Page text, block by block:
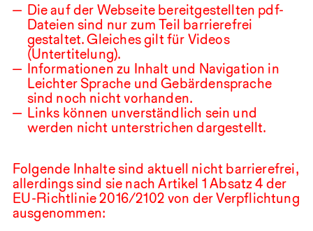
Die auf der Webseite bereitgestellten pdf-
Dateien sind nur zum Teil barrierefrei
gestaltet. Gleiches gilt für Videos
(Untertitelung).
Informationen zu Inhalt und Navigation in
Leichter Sprache und Gebärdensprache
sind noch nicht vorhanden.
Links können unverständlich sein und
werden nicht unterstrichen dargestellt.
Folgende Inhalte sind aktuell nicht barrierefrei,
allerdings sind sie nach Artikel 1 Absatz4 der
EU-Richtlinie2016/2102 von der Verpflichtung
ausgenommen: